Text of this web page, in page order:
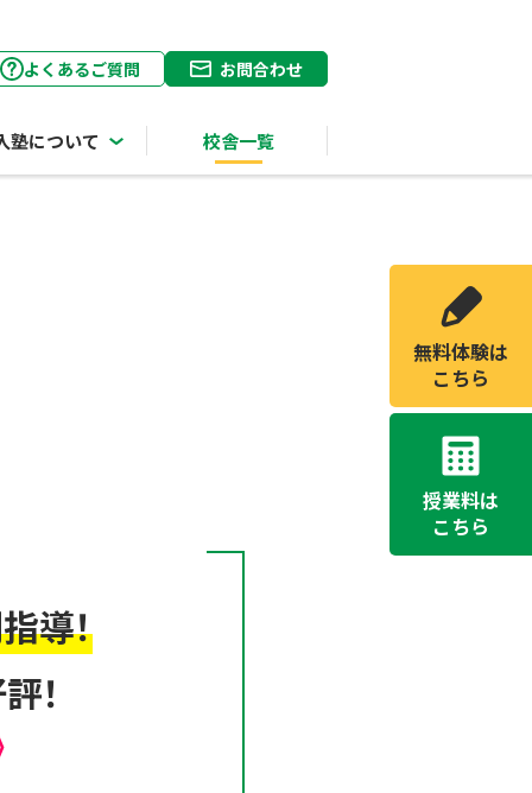
塾について 校舎一覧
よくあるご質問 お問合わせ
導！
！
無料体験は
こちら
授業料は
こちら